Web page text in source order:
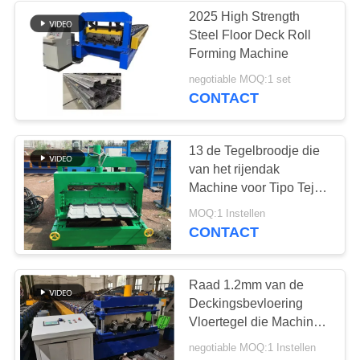
Dubbel Laagbroodje
die Machine vormen
106
Muurcomité Broodje
die Machine vormen
2025 High Strength
Steel Floor Deck Roll
Forming Machine
negotiable MOQ:1 set
CONTACT
13 de Tegelbroodje die
van het rijendak
Machine voor Tipo Teja
Americana Normal Tile
vormen
MOQ:1 Instellen
CONTACT
Raad 1.2mm van de
Deckingsbevloering
Vloertegel die Machine
maken
negotiable MOQ:1 Instellen